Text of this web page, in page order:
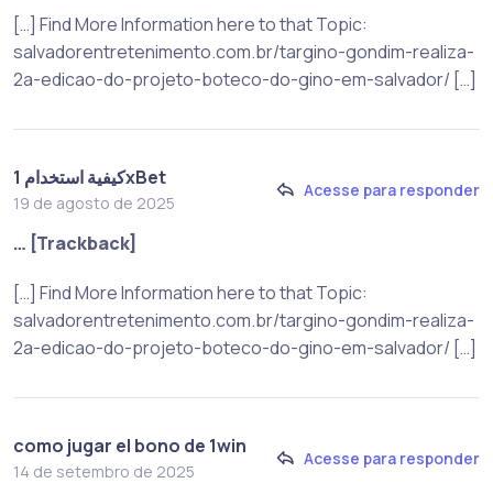
[…] Find More Information here to that Topic:
salvadorentretenimento.com.br/targino-gondim-realiza-
2a-edicao-do-projeto-boteco-do-gino-em-salvador/ […]
كيفية استخدام 1xBet
19 de agosto de 2025
Acesse para responder
… [Trackback]
[…] Find More Information here to that Topic:
salvadorentretenimento.com.br/targino-gondim-realiza-
2a-edicao-do-projeto-boteco-do-gino-em-salvador/ […]
como jugar el bono de 1win
14 de setembro de 2025
Acesse para responder